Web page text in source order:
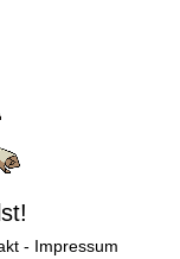
- Impressum